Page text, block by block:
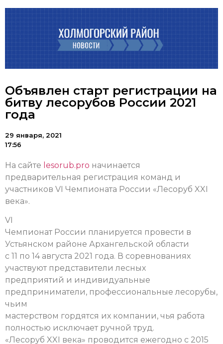
Объявлен старт регистрации на
битву лесорубов России 2021
года
29 января, 2021
17:56
На сайте lesorub.prо начинается
предварительная регистрация команд и
участников VI Чемпионата России «Лесоруб XXI
века».
VI
Чемпионат России планируется провести в
Устьянском районе Архангельской области
с 11 по 14 августа 2021 года. В соревнованиях
участвуют представители лесных
предприятий и индивидуальные
предприниматели, профессиональные лесорубы,
чьим
мастерством гордятся их компании, чья работа
полностью исключает ручной труд.
«Лесоруб XXI века» проводится ежегодно с 2015